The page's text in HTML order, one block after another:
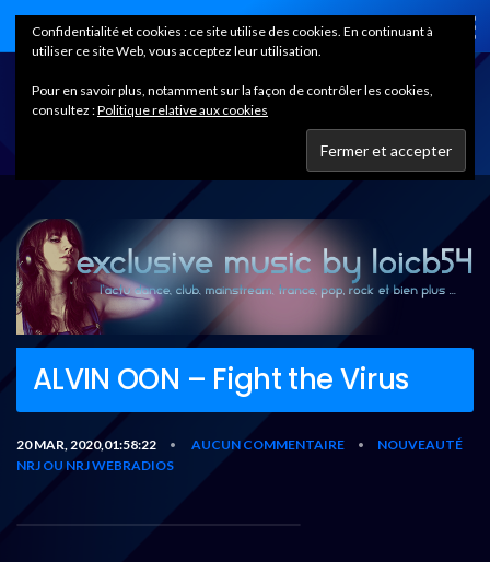
Home
ALVIN OON – Fight the Virus
20 MAR, 2020,01:58:22 • AUCUN COMMENTAIRE •
NOUVEAUTÉ
NRJ OU NRJ WEBRADIOS
Confidentialité et cookies : ce site utilise des cookies. En continuant à
utiliser ce site Web, vous acceptez leur utilisation.
Pour en savoir plus, notamment sur la façon de contrôler les cookies,
consultez :Politique relative aux cookies